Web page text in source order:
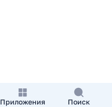
Приложения Поиск